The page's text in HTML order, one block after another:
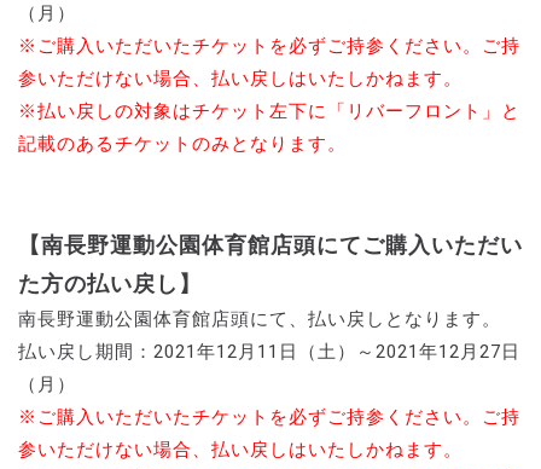
（月）
※ご購入いただいたチケットを必ずご持参ください。ご持
参いただけない場合、払い戻しはいたしかねます。
※払い戻しの対象はチケット左下に「リバーフロント」と
記載のあるチケットのみとなります。
【南長野運動公園体育館店頭にてご購入いただい
た方の払い戻し】
南長野運動公園体育館店頭にて、払い戻しとなります。
払い戻し期間：2021年12月11日（土）～2021年12月27日
（月）
※ご購入いただいたチケットを必ずご持参ください。ご持
参いただけない場合、払い戻しはいたしかねます。